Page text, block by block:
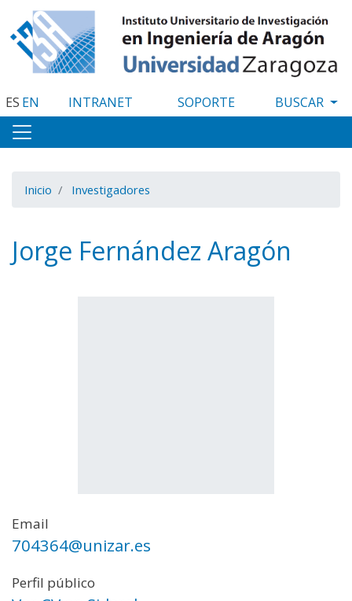
al
contenido
principal
ES EN INTRANET SOPORTE
Inicio Investigadores
Jorge Fernández Aragón
Email
704364@unizar.es
Perfil público